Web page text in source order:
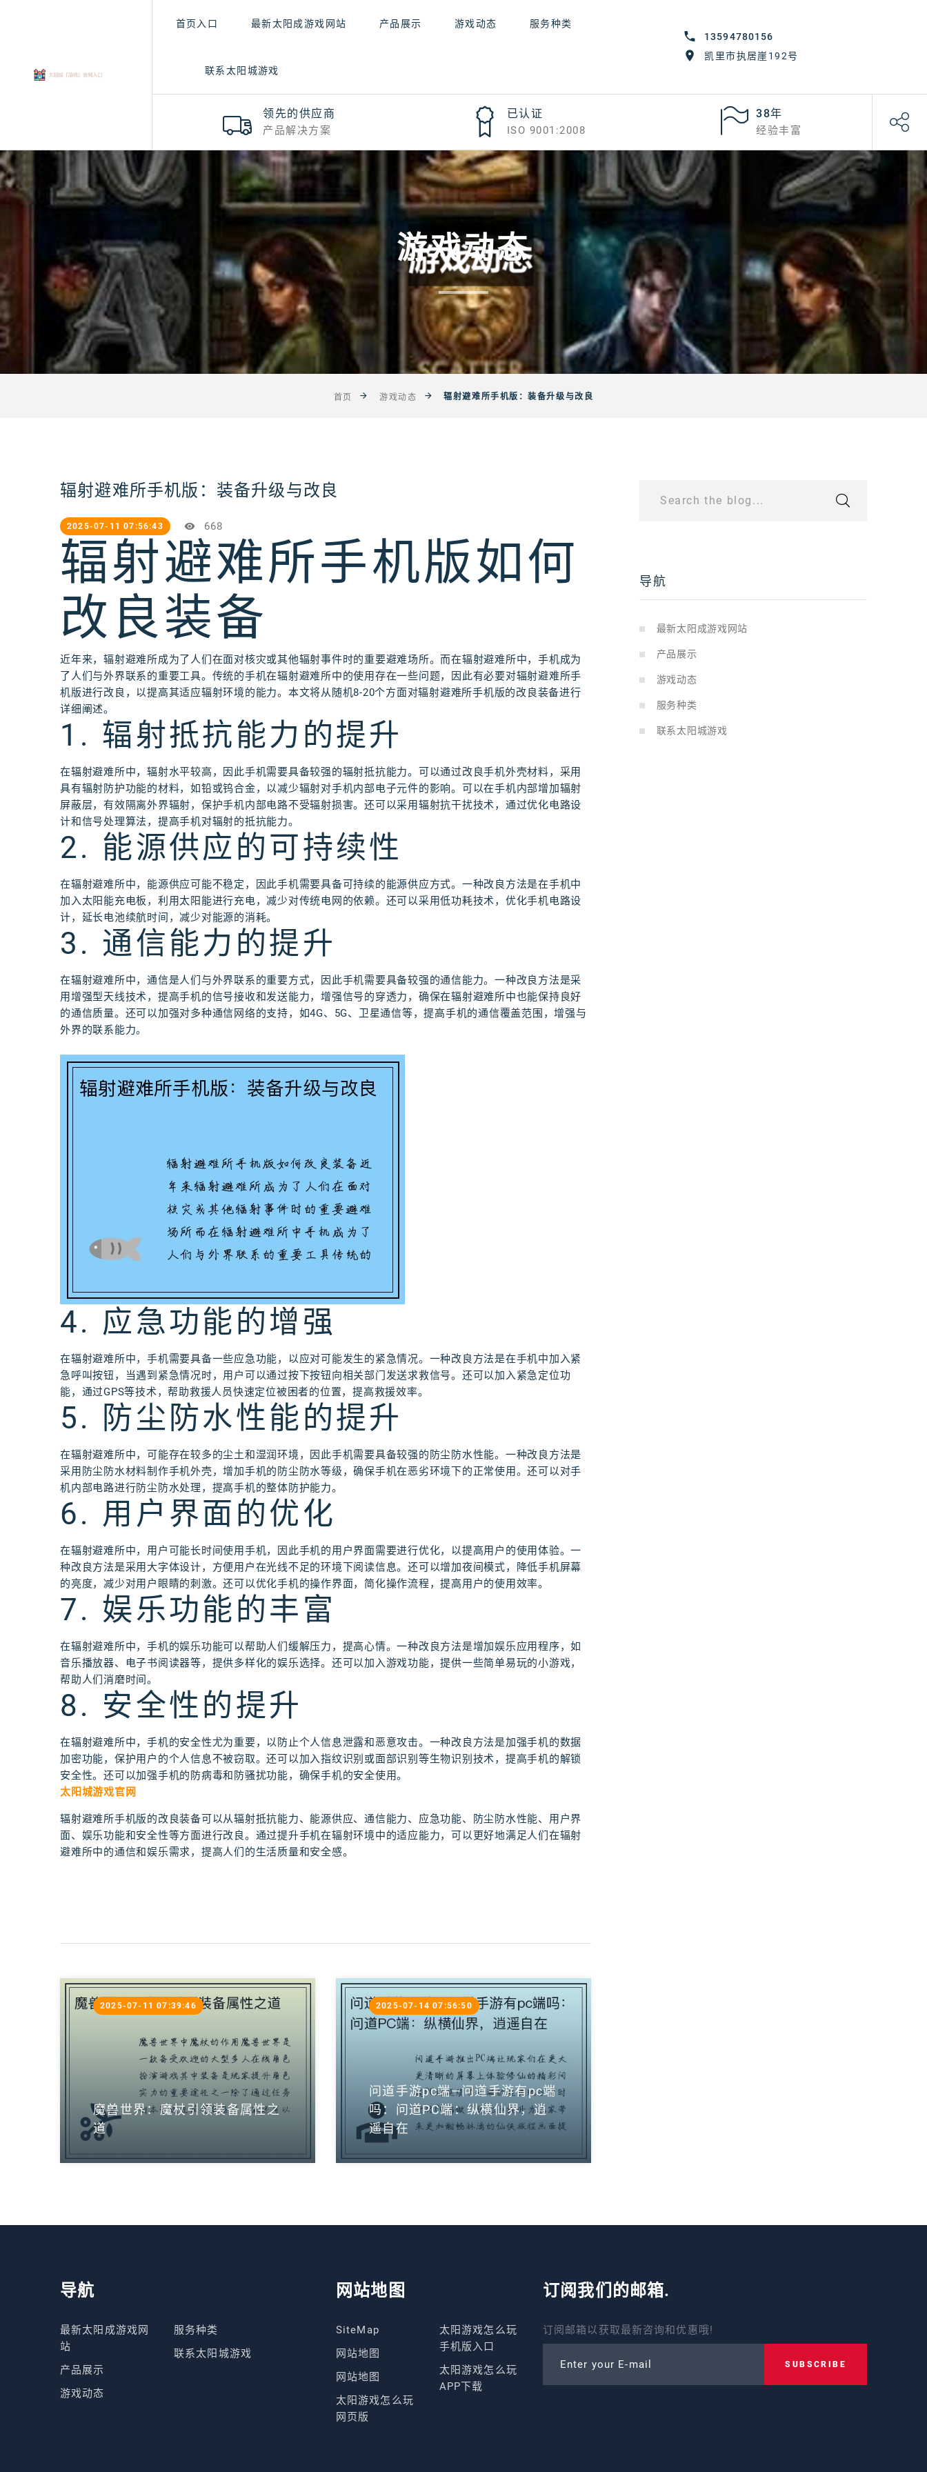
13594780156
凯里市执居崖192号
首页入口 最新太阳成游戏网站 产品展示 游戏动态 服务种类
联系太阳城游戏
领先的供应商
产品解决方案
已认证
ISO 9001:2008
38年
经验丰富
游戏动态
首页 游戏动态 辐射避难所手机版：装备升级与改良
辐射避难所手机版：装备升级与改良
2025-07-11 07:56:43 668
辐射避难所手机版如何
改良装备
近年来，辐射避难所成为了人们在面对核灾或其他辐射事件时的重要避难场所。而在辐射避难所中，手机成为
了人们与外界联系的重要工具。传统的手机在辐射避难所中的使用存在一些问题，因此有必要对辐射避难所手
机版进行改良，以提高其适应辐射环境的能力。本文将从随机8-20个方面对辐射避难所手机版的改良装备进行
详细阐述。
1. 辐射抵抗能力的提升
在辐射避难所中，辐射水平较高，因此手机需要具备较强的辐射抵抗能力。可以通过改良手机外壳材料，采用
具有辐射防护功能的材料，如铅或钨合金，以减少辐射对手机内部电子元件的影响。可以在手机内部增加辐射
屏蔽层，有效隔离外界辐射，保护手机内部电路不受辐射损害。还可以采用辐射抗干扰技术，通过优化电路设
计和信号处理算法，提高手机对辐射的抵抗能力。
2. 能源供应的可持续性
在辐射避难所中，能源供应可能不稳定，因此手机需要具备可持续的能源供应方式。一种改良方法是在手机中
加入太阳能充电板，利用太阳能进行充电，减少对传统电网的依赖。还可以采用低功耗技术，优化手机电路设
计，延长电池续航时间，减少对能源的消耗。
3. 通信能力的提升
在辐射避难所中，通信是人们与外界联系的重要方式，因此手机需要具备较强的通信能力。一种改良方法是采
用增强型天线技术，提高手机的信号接收和发送能力，增强信号的穿透力，确保在辐射避难所中也能保持良好
的通信质量。还可以加强对多种通信网络的支持，如4G、5G、卫星通信等，提高手机的通信覆盖范围，增强与
外界的联系能力。
4. 应急功能的增强
在辐射避难所中，手机需要具备一些应急功能，以应对可能发生的紧急情况。一种改良方法是在手机中加入紧
急呼叫按钮，当遇到紧急情况时，用户可以通过按下按钮向相关部门发送求救信号。还可以加入紧急定位功
能，通过GPS等技术，帮助救援人员快速定位被困者的位置，提高救援效率。
5. 防尘防水性能的提升
在辐射避难所中，可能存在较多的尘土和湿润环境，因此手机需要具备较强的防尘防水性能。一种改良方法是
采用防尘防水材料制作手机外壳，增加手机的防尘防水等级，确保手机在恶劣环境下的正常使用。还可以对手
机内部电路进行防尘防水处理，提高手机的整体防护能力。
6. 用户界面的优化
在辐射避难所中，用户可能长时间使用手机，因此手机的用户界面需要进行优化，以提高用户的使用体验。一
种改良方法是采用大字体设计，方便用户在光线不足的环境下阅读信息。还可以增加夜间模式，降低手机屏幕
的亮度，减少对用户眼睛的刺激。还可以优化手机的操作界面，简化操作流程，提高用户的使用效率。
7. 娱乐功能的丰富
在辐射避难所中，手机的娱乐功能可以帮助人们缓解压力，提高心情。一种改良方法是增加娱乐应用程序，如
音乐播放器、电子书阅读器等，提供多样化的娱乐选择。还可以加入游戏功能，提供一些简单易玩的小游戏，
帮助人们消磨时间。
8. 安全性的提升
在辐射避难所中，手机的安全性尤为重要，以防止个人信息泄露和恶意攻击。一种改良方法是加强手机的数据
加密功能，保护用户的个人信息不被窃取。还可以加入指纹识别或面部识别等生物识别技术，提高手机的解锁
安全性。还可以加强手机的防病毒和防骚扰功能，确保手机的安全使用。
太阳城游戏官网
辐射避难所手机版的改良装备可以从辐射抵抗能力、能源供应、通信能力、应急功能、防尘防水性能、用户界
面、娱乐功能和安全性等方面进行改良。通过提升手机在辐射环境中的适应能力，可以更好地满足人们在辐射
避难所中的通信和娱乐需求，提高人们的生活质量和安全感。
魔兽世界：魔杖引领装备属性之
道
2025-07-11 07:39:46
问道手游pc端—问道手游有pc端
吗：问道PC端：纵横仙界，逍
遥自在
2025-07-14 07:56:50
Search the blog...
导航
最新太阳成游戏网站
产品展示
游戏动态
服务种类
联系太阳城游戏
导航
最新太阳成游戏网
站
产品展示
游戏动态
服务种类
联系太阳城游戏
网站地图
SiteMap
网站地图
网站地图
太阳游戏怎么玩
网页版
太阳游戏怎么玩
手机版入口
太阳游戏怎么玩
APP下载
订阅我们的邮箱.
订阅邮箱以获取最新咨询和优惠哦!
Enter your E-mail SUBSCRIBE